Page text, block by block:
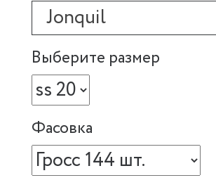
Jonquil
Выберите размер
Фасовка